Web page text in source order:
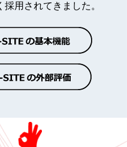
用されてきました。